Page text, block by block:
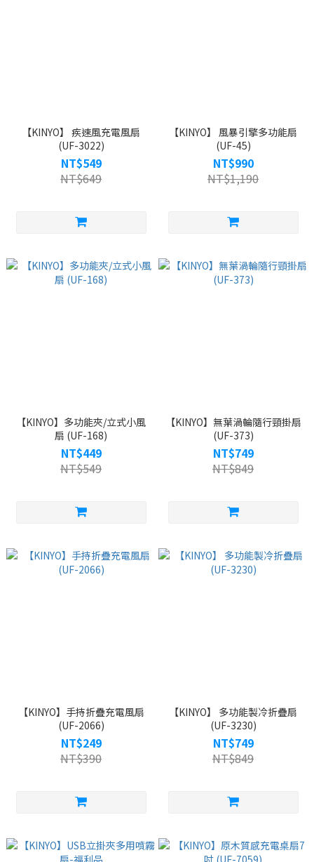
【KINYO】 疾速風充電風扇
(UF-3022)
NT$549
NT$649
【KINYO】 風暴引擎多功能扇
(UF-45)
NT$990
NT$1,190
【KINYO】多功能夾/立式小風
扇 (UF-168)
NT$449
NT$549
【KINYO】無葉渦輪隨行頸掛扇
(UF-373)
NT$749
NT$849
【KINYO】手持折疊充電風扇
(UF-2066)
NT$249
NT$390
【KINYO】 多功能製冷折疊扇
(UF-3230)
NT$749
NT$849